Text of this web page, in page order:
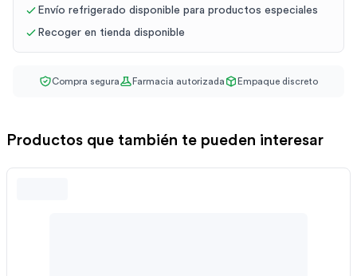
Envío refrigerado disponible para productos especiales
Recoger en tienda disponible
Compra segura Farmacia autorizada Empaque discreto
Productos que también te pueden interesar